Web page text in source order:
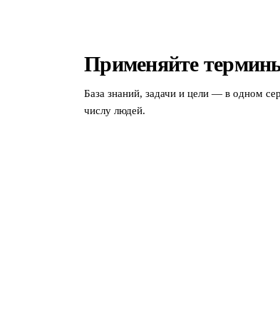
Применяйте
База знаний, задачи и цели — в одном
числу людей.